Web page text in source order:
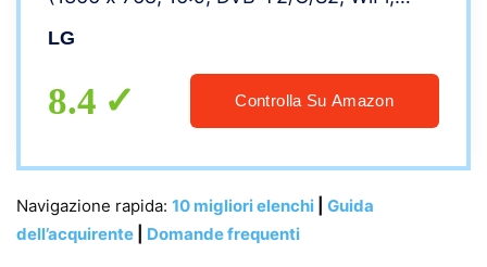
Miracast, 10 W, 2 x HDMI 1.4, 1 x USB 2.0,
bianco
LG
8.4 Controlla Su Amazon
Navigazione rapida: 10 migliori elenchi
Guida
dell’acquirente
Domande frequenti